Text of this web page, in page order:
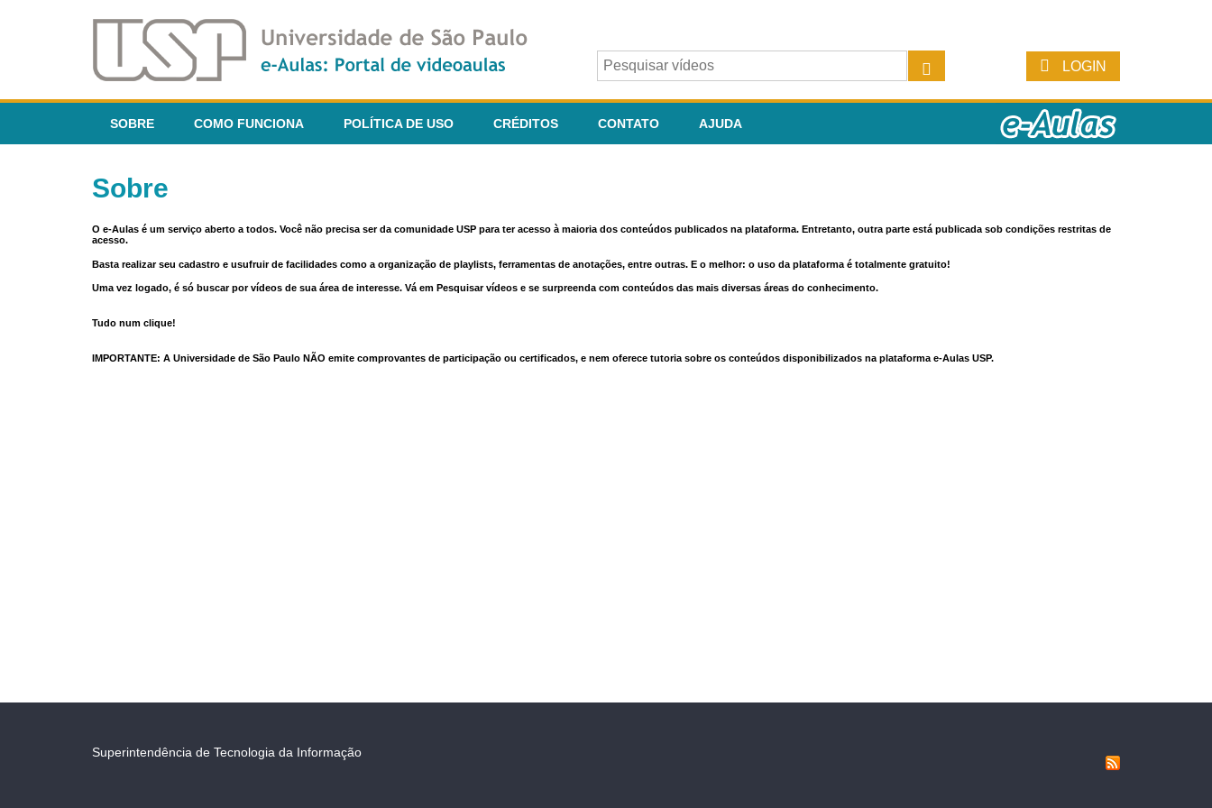
LOGIN
SOBRE COMO FUNCIONA POLÍTICA DE USO CRÉDITOS CONTATO AJUDA
Sobre
O e-Aulas é um serviço aberto a todos. Você não precisa ser da comunidade USP para ter acesso à maioria dos conteúdos publicados na plataforma. Entretanto, outra parte está publicada sob condições restritas de
acesso.
Basta realizar seu cadastro e usufruir de facilidades como a organização de playlists, ferramentas de anotações, entre outras. E o melhor: o uso da plataforma é totalmente gratuito!
Uma vez logado, é só buscar por vídeos de sua área de interesse. Vá em Pesquisar vídeos e se surpreenda com conteúdos das mais diversas áreas do conhecimento.
Tudo num clique!
IMPORTANTE: A Universidade de São Paulo NÃO emite comprovantes de participação ou certificados, e nem oferece tutoria sobre os conteúdos disponibilizados na plataforma e-Aulas USP.
Superintendência de Tecnologia da Informação